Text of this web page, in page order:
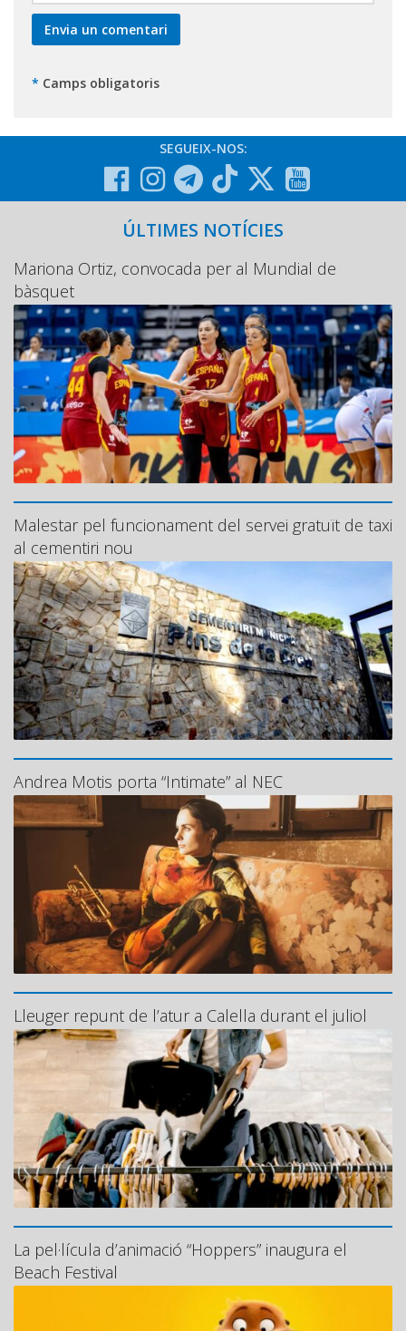
* Camps obligatoris
SEGUEIX-NOS:
ÚLTIMES NOTÍCIES
Mariona Ortiz, convocada per al Mundial de
bàsquet
Malestar pel funcionament del servei gratuït de taxi
al cementiri nou
Andrea Motis porta “Intimate” al NEC
Lleuger repunt de l’atur a Calella durant el juliol
La pel·lícula d’animació “Hoppers” inaugura el
Beach Festival